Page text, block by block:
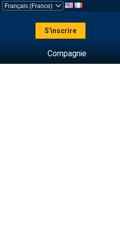
S'inscrire
Compagnie